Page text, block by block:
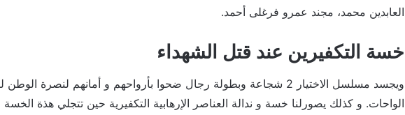
العابدين محمد، مجند عمرو فرغلى أحمد.
خسة التكفيرين عند قتل الشهداء
ويجسد مسلسل الاختيار 2 شجاعة وبطولة رجال ضحوا بأرواحهم و أمانهم لنصرة
الواحات. و كذلك يصورلنا خسة و ندالة العناصر الإرهابية التكفيرية حين تتجلي هذة